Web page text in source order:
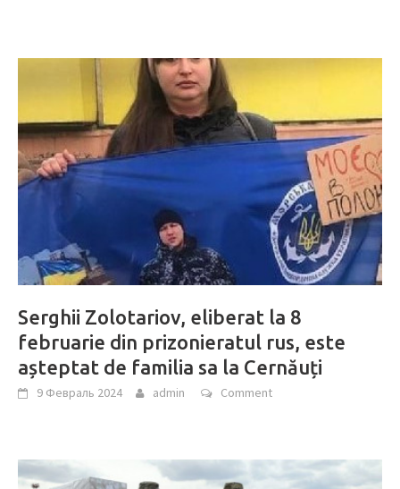
Serghii Zolotariov, eliberat la 8
februarie din prizonieratul rus, este
așteptat de familia sa la Cernăuți
9 Февраль 2024 admin Comment